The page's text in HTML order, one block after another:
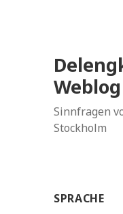
Weblog
Sinnfragen
Stockholm
SPRACHE